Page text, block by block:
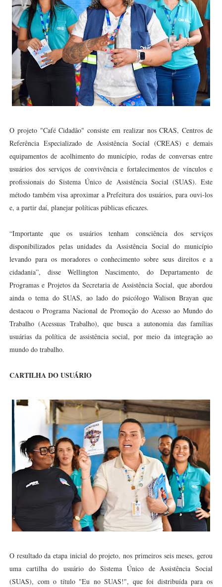
O projeto "Café Cidadão" consiste em realizar nos CRAS, Centros de
Referência Especializado de Assistência Social (CREAS) e demais
equipamentos de acolhimento do município, rodas de conversas entre
usuários dos serviços de convivência e fortalecimentos de vínculos e
profissionais do Sistema Único de Assistência Social (SUAS). Este
método também visa aproximar a Prefeitura dos usuários, para ouvi-los
e, a partir daí, planejar políticas públicas eficazes.
“Importante que os usuários tenham consciência dos serviços
disponibilizados pelas unidades da Assistência Social do município
levando para os moradores o conhecimento sobre seus direitos e a
cidadania”, disse Wellington Nascimento, do Departamento de
Programas e Projetos da Secretaria de Assistência Social, que abordou
ainda o tema do SUAS, ao lado do psicólogo Walison Brayan que
destacou o Programa Nacional de Promoção do Acesso ao Mundo do
Trabalho (Acessuas Trabalho), que busca a autonomia das famílias
usuárias da política de assistência social, por meio da integração ao
mundo do trabalho.
CARTILHA DO USUÁRIO
O resultado da etapa inicial do projeto, nos primeiros seis meses, gerou
uma cartilha do usuário do Sistema Único de Assistência Social
(SUAS), com o título "Eu no SUAS!", que foi distribuída para os